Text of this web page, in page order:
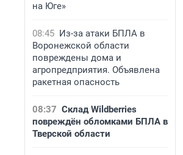
на Юге»
08:45 Из-за атаки БПЛА в
Воронежской области
повреждены дома и
агропредприятия. Объявлена
ракетная опасность
08:37 Склад Wildberries
повреждён обломками БПЛА в
Тверской области